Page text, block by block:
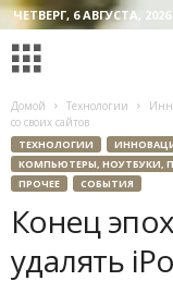
ЧЕТВЕРГ, 6 АВГУСТА, 2026
Домой Технологии
со своих сайтов
ТЕХНОЛОГИИ
КОМПЬЮТЕРЫ, НОУТБУКИ,
ПРОЧЕЕ
СОБЫТИЯ
Конец
удалять